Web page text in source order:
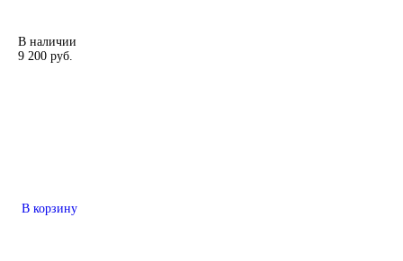
В наличии
9 200 руб.
В корзину